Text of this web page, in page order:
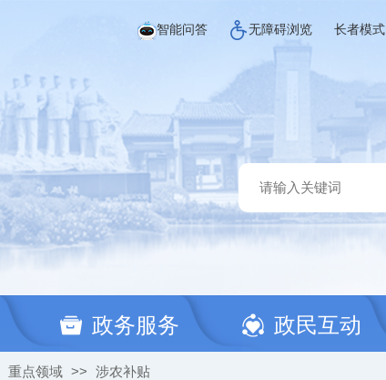
智能问答 无障碍浏览 长者模式
政务服务 政民互动
重点领域 >> 涉农补贴